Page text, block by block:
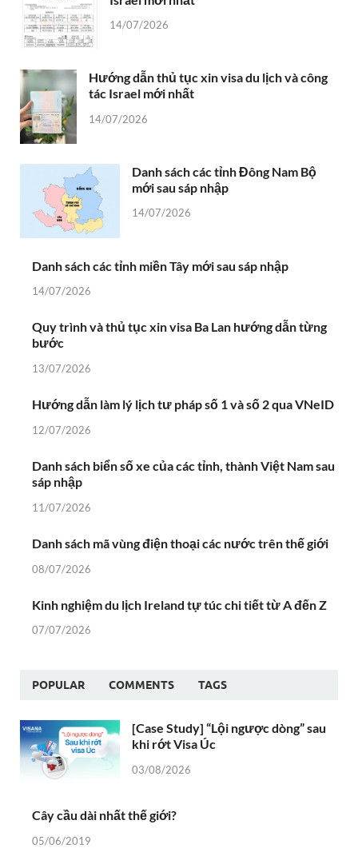
14/07/2026
Hướng dẫn thủ tục xin visa du lịch và công
tác Israel mới nhất
14/07/2026
Danh sách các tỉnh Đông Nam Bộ
mới sau sáp nhập
14/07/2026
Danh sách các tỉnh miền Tây mới sau sáp nhập
14/07/2026
Quy trình và thủ tục xin visa Ba Lan hướng dẫn từng
bước
13/07/2026
Hướng dẫn làm lý lịch tư pháp số 1 và số 2 qua VNeID
12/07/2026
Danh sách biển số xe của các tỉnh, thành Việt Nam sau
sáp nhập
11/07/2026
Danh sách mã vùng điện thoại các nước trên thế giới
08/07/2026
Kinh nghiệm du lịch Ireland tự túc chi tiết từ A đến Z
07/07/2026
POPULAR COMMENTS TAGS
[Case Study] “Lội ngược dòng” sau
khi rớt Visa Úc
03/08/2026
Cây cầu dài nhất thế giới?
05/06/2019